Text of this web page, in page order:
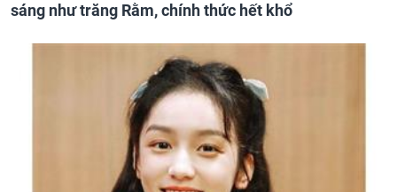
sáng như trăng Rằm, chính thức hết khổ